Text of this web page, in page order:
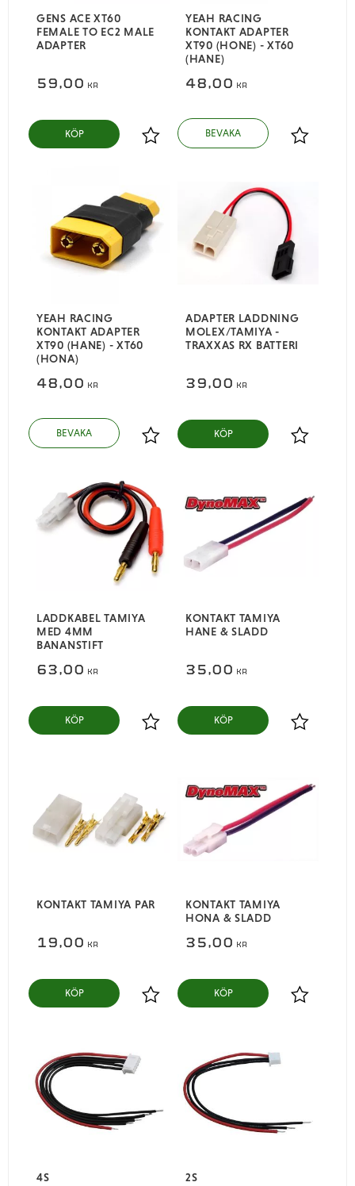
GENS ACE XT60
FEMALE TO EC2 MALE
ADAPTER
59,00 KR
Lägg till i favoriter
KÖP
YEAH RACING
KONTAKT ADAPTER
XT90 (HONE) - XT60
(HANE)
48,00 KR
Lägg till i
YEAH RACING
KONTAKT ADAPTER
XT90 (HANE) - XT60
(HONA)
48,00 KR
Lägg till i favoriter
ADAPTER LADDNING
MOLEX/TAMIYA -
TRAXXAS RX BATTERI
39,00 KR
Lägg till i
KÖP
LADDKABEL TAMIYA
MED 4MM
BANANSTIFT
63,00 KR
Lägg till i favoriter
KÖP
KONTAKT TAMIYA
HANE & SLADD
35,00 KR
Lägg till i
KÖP
KONTAKT TAMIYA PAR
19,00 KR
Lägg till i favoriter
KÖP
KONTAKT TAMIYA
HONA & SLADD
35,00 KR
Lägg till i
KÖP
4S
2S